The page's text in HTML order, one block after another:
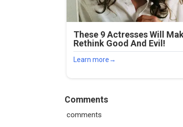
Comments
comments